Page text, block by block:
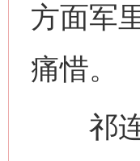
方面军
痛惜。
祁连